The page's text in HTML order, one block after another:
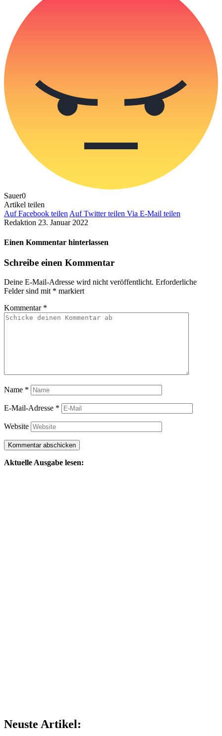
Sauer0
Artikel teilen
Auf Facebook teilen Auf Twitter teilen Via E-Mail teilen
Redaktion 23. Januar 2022
Einen Kommentar hinterlassen
Schreibe einen Kommentar
Deine E-Mail-Adresse wird nicht veröffentlicht. Erforderliche
Felder sind mit * markiert
Kommentar *
Name *
E-Mail-Adresse *
Website
Aktuelle Ausgabe lesen:
Neuste Artikel: